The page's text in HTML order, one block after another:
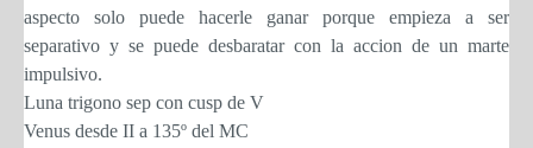
aspecto solo puede hacerle ganar porque empieza a ser
separativo y se puede desbaratar con la accion de un marte
impulsivo.
Luna trigono sep con cusp de V
Venus desde II a 135º del MC